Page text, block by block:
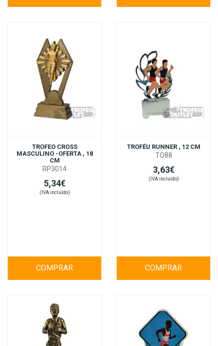
TROFEO CROSS
MASCULINO -OFERTA , 18
CM
RP3014
5,34€
(IVA incluído)
COMPRAR
TROFÉU RUNNER , 12 CM
TO88
3,63€
(IVA incluído)
COMPRAR